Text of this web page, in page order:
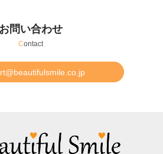
お問い合わせ
Contact